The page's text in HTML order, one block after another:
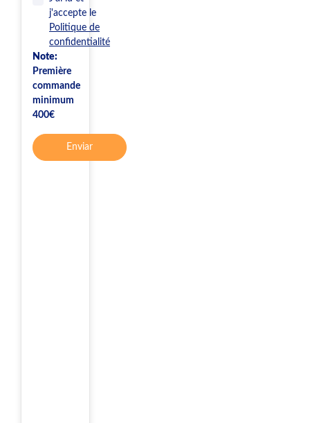
j'accepte le
Politique de
confidentialité
Note:
Première
commande
minimum
400€
Enviar